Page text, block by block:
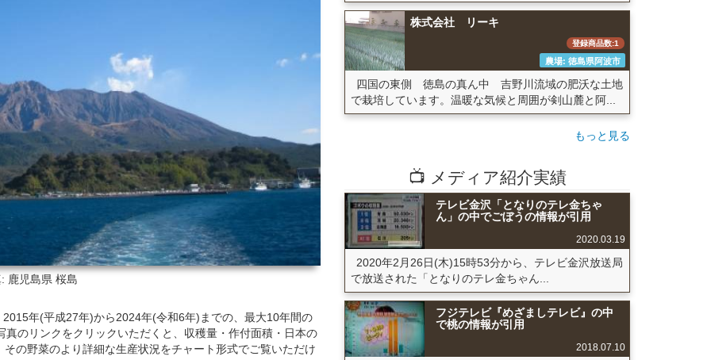
鹿児島県 桜島
年(平成27年)から2024年(令和6年)までの、最大10年間の
のリンクをクリックいただくと、収穫量・作付面積・日本の
の野菜のより詳細な生産状況をチャート形式でご覧いただけ
株式会社 リーキ
登録商品数:1
農場: 徳島県阿波市
四国の東側 徳島の真ん中 吉野川流域の肥沃な土地
で栽培しています。温暖な気候と周囲が剣山麓と阿...
もっと見る
📺 メディア紹介実績
テレビ金沢「となりのテレ金ちゃ
ん」の中でごぼうの情報が引用
2020.03.19
2020年2月26日(木)15時53分から、テレビ金沢放送局
で放送された「となりのテレ金ちゃん...
フジテレビ『めざましテレビ』の中
で桃の情報が引用
2018.07.10